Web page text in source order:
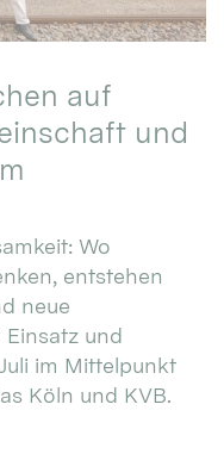
auf
und
Wo
entstehen
neue
und
im Mittelpunkt
Köln und KVB.